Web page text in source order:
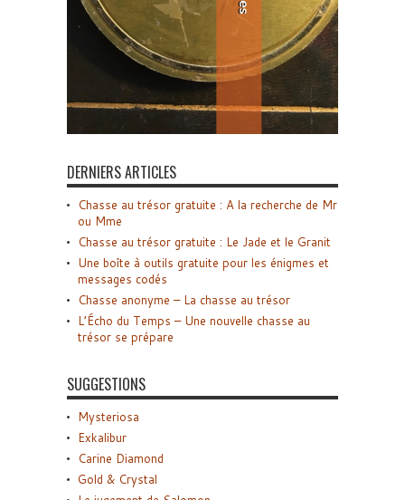
DERNIERS ARTICLES
Chasse au trésor gratuite : A la recherche de Mr
ou Mme
Chasse au trésor gratuite : Le Jade et le Granit
Une boîte à outils gratuite pour les énigmes et
messages codés
Chasse anonyme – La chasse au trésor
L’Écho du Temps – Une nouvelle chasse au
trésor se prépare
SUGGESTIONS
Mysteriosa
Exkalibur
Carine Diamond
Gold & Crystal